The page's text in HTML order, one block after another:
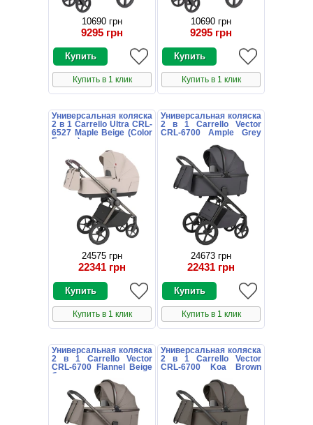
10690 грн
9295 грн
Купить в 1 клик
10690 грн
9295 грн
Купить в 1 клик
Универсальная коляска
2 в 1 Carrello Ultra CRL-
6527 Maple Beige (Color
Frame) цветная рама
24575 грн
22341 грн
Купить в 1 клик
Универсальная коляска
2 в 1 Carrello Vector
CRL-6700 Ample Grey
дождевиком
24673 грн
22431 грн
Купить в 1 клик
Универсальная коляска
2 в 1 Carrello Vector
CRL-6700 Flannel Beige
бежевая с дождевиком
Универсальная коляска
2 в 1 Carrello Vector
CRL-6700 Koa Brown
дождевиком